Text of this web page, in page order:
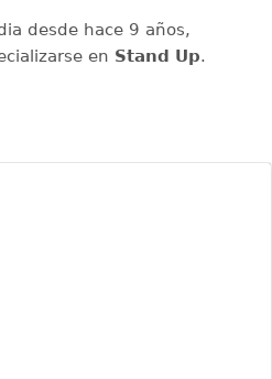
desde hace 9 años,
en Stand Up.